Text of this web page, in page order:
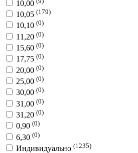
10,00
10,05 (179)
10,10 (0)
11,20 (0)
15,60 (0)
17,75 (0)
20,00 (0)
25,00 (0)
30,00 (0)
31,00 (0)
31,20 (0)
0,90 (0)
6,30 (0)
Индивидуально (1235)